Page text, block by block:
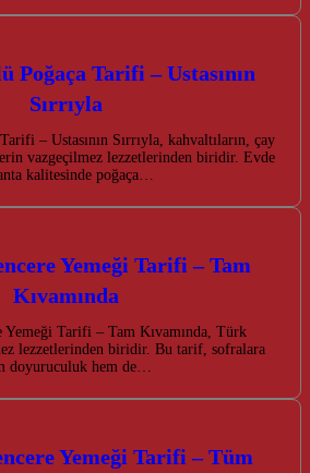
Poğaça Tarifi – Ustasının
Sırrıyla
– Ustasının Sırrıyla, kahvaltıların, çay
vazgeçilmez lezzetlerinden biridir. Evde
kalitesinde poğaça…
Yemeği Tarifi – Tam
Kıvamında
Yemeği Tarifi – Tam Kıvamında, Türk
lezzetlerinden biridir. Bu tarif, sofralara
doyuruculuk hem de…
Yemeği Tarifi – Tüm